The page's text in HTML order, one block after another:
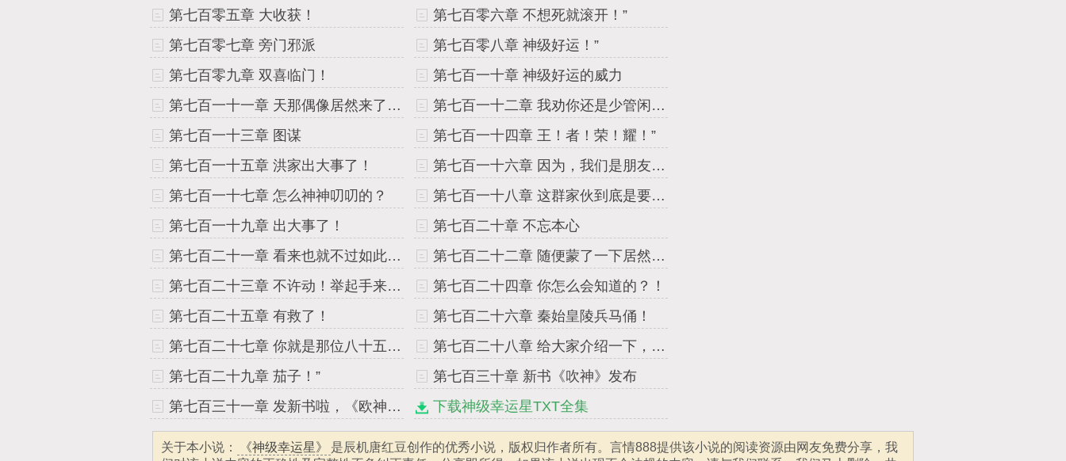
第七百零五章 大收获！
第七百零六章 不想死就滚开！”
第七百零七章 旁门邪派
第七百零八章 神级好运！”
第七百零九章 双喜临门！
第七百一十章 神级好运的威力
第七百一十一章 天那偶像居然来了，我是眼花了吗？！”
第七百一十二章 我劝你还是少管闲事的好！”
第七百一十三章 图谋
第七百一十四章 王！者！荣！耀！”
第七百一十五章 洪家出大事了！
第七百一十六章 因为，我们是朋友啊！”
第七百一十七章 怎么神神叨叨的？
第七百一十八章 这群家伙到底是要干什么啊？！
第七百一十九章 出大事了！
第七百二十章 不忘本心
第七百二十一章 看来也就不过如此么……”
第七百二十二章 随便蒙了一下居然蒙对了！
第七百二十三章 不许动！举起手来！”
第七百二十四章 你怎么会知道的？！
第七百二十五章 有救了！
第七百二十六章 秦始皇陵兵马俑！
第七百二十七章 你就是那位八十五亿的大导演？！
第七百二十八章 给大家介绍一下，这是我男朋友
第七百二十九章 茄子！”
第七百三十章 新书《吹神》发布
第七百三十一章 发新书啦，《欧神》已上架！
下载神级幸运星TXT全集
关于本小说： 《神级幸运星》
是辰机唐红豆创作的优秀小说，版权归作者所有。言情888提供该小说的阅读资源由网友免费分享，我